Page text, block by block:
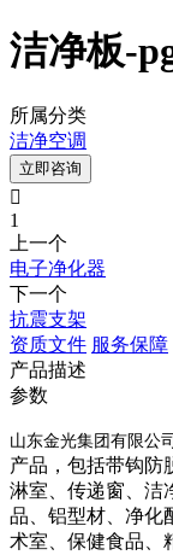
洁净板-
所属分类
洁净空调
立即咨询

1
上一个
电子净化器
下一个
抗震支架
资质文件 服务保障
产品描述
参数
山东金光集团有限公
产品，包括带钩防
淋室、传递窗、洁
品、铝型材、净化
术室、保健食品、